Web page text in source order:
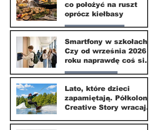
3 lip
co położyć na ruszt
oprócz kiełbasy
Zdrowie i uroda
1 lip
Smartfony w szkołach.
Czy od września 2026
roku naprawdę coś się
zmieni?
Nasze miasto
1 lip
Lato, które dzieci
zapamiętają. Półkolonie
Creative Story wracają
20 kwi